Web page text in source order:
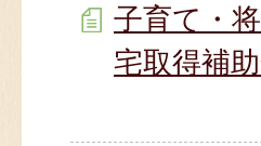
子育て・
宅取得補